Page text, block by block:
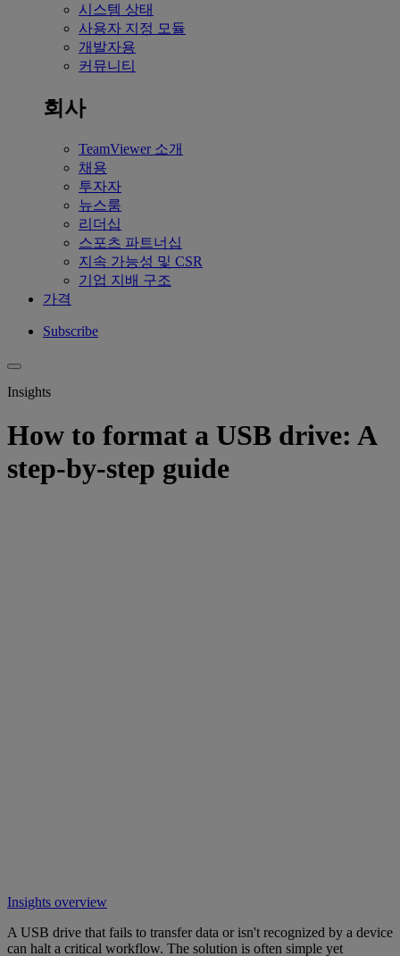
시스템 상태
사용자 지정 모듈
개발자용
커뮤니티
회사
TeamViewer 소개
채용
투자자
뉴스룸
리더십
스포츠 파트너십
지속 가능성 및 CSR
기업 지배 구조
가격
Subscribe
Insights
How to format a USB drive: A
step-by-step guide
Insights overview
A USB drive that fails to transfer data or isn't recognized by a device
can halt a critical workflow. The solution is often simple yet